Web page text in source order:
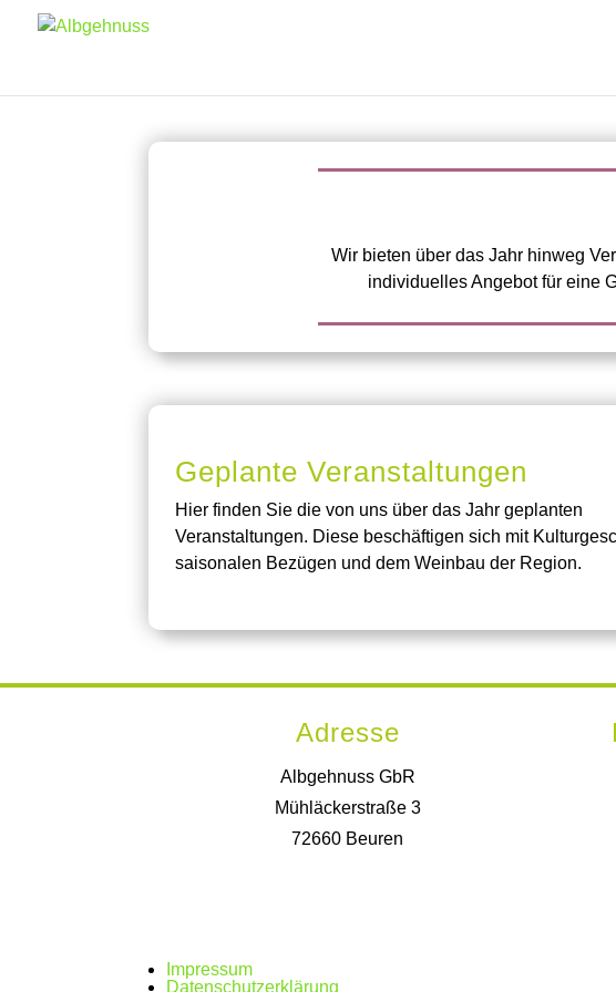
Wir bieten über das Jahr hinweg
individuelles Angebot für eine
Geplante Veranstaltungen
Hier finden Sie die von uns über das Jahr geplanten
Veranstaltungen. Diese beschäftigen sich mit
saisonalen Bezügen und dem Weinbau der Region.
Adresse
Albgehnuss GbR
Mühläckerstraße 3
72660 Beuren
Impressum
Datenschutzerklärung